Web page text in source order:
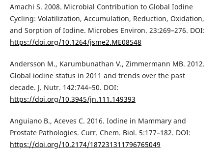
Amachi S. 2008. Microbial Contribution to Global Iodine
Cycling: Volatilization, Accumulation, Reduction, Oxidation,
and Sorption of Iodine. Microbes Environ. 23:269–276. DOI:
https://doi.org/10.1264/jsme2.ME08548
Andersson M., Karumbunathan V., Zimmermann MB. 2012.
Global iodine status in 2011 and trends over the past
decade. J. Nutr. 142:744–50. DOI:
https://doi.org/10.3945/jn.111.149393
Anguiano B., Aceves C. 2016. Iodine in Mammary and
Prostate Pathologies. Curr. Chem. Biol. 5:177–182. DOI:
https://doi.org/10.2174/187231311796765049